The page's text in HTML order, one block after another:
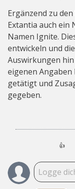
Ergänzend zu
Extantia auch ein
Namen Ignite.
entwickeln und
Auswirkungen
eigenen
getätigt und
gegeben.
👍